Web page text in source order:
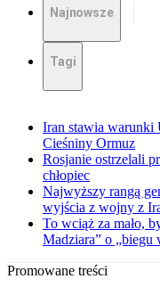
Najnowsze
Tagi
Iran stawia warunki
Cieśniny Ormuz
Rosjanie ostrzelali
chłopiec
Najwyższy rangą
wyjścia z wojny z
To wciąż za mało,
Madziara” o
Promowane treści